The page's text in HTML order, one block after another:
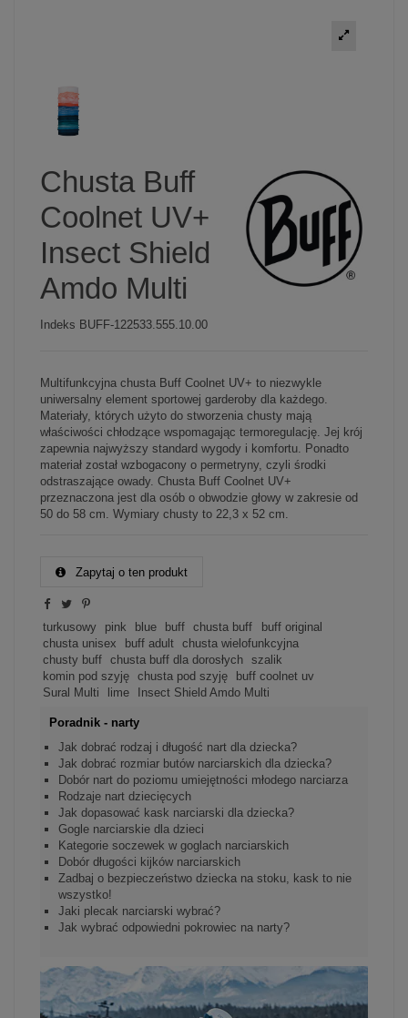
Chusta Buff
Coolnet UV+
Insect Shield
Amdo Multi
Indeks BUFF-122533.555.10.00
Multifunkcyjna chusta Buff Coolnet UV+ to niezwykle
uniwersalny element sportowej garderoby dla każdego.
Materiały, których użyto do stworzenia chusty mają
właściwości chłodzące wspomagając termoregulację. Jej krój
zapewnia najwyższy standard wygody i komfortu. Ponadto
materiał został wzbogacony o permetryny, czyli środki
odstraszające owady. Chusta Buff Coolnet UV+
przeznaczona jest dla osób o obwodzie głowy w zakresie od
50 do 58 cm. Wymiary chusty to 22,3 x 52 cm.
Zapytaj o ten produkt
turkusowy pink blue buff chusta buff
buff original
chusta unisex
buff adult
chusta wielofunkcyjna
chusty buff
chusta buff dla dorosłych
szalik
komin pod szyję
chusta pod szyję
buff coolnet uv
Sural Multi
lime Insect Shield Amdo Multi
Poradnik - narty
Jak dobrać rodzaj i długość nart dla dziecka?
Jak dobrać rozmiar butów narciarskich dla dziecka?
Dobór nart do poziomu umiejętności młodego narciarza
Rodzaje nart dziecięcych
Jak dopasować kask narciarski dla dziecka?
Gogle narciarskie dla dzieci
Kategorie soczewek w goglach narciarskich
Dobór długości kijków narciarskich
Zadbaj o bezpieczeństwo dziecka na stoku, kask to nie
wszystko!
Jaki plecak narciarski wybrać?
Jak wybrać odpowiedni pokrowiec na narty?